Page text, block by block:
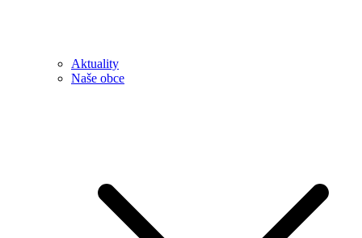
Aktuality
Naše obce